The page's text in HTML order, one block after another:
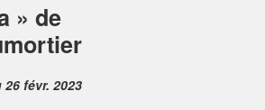
» de
26 févr. 2023